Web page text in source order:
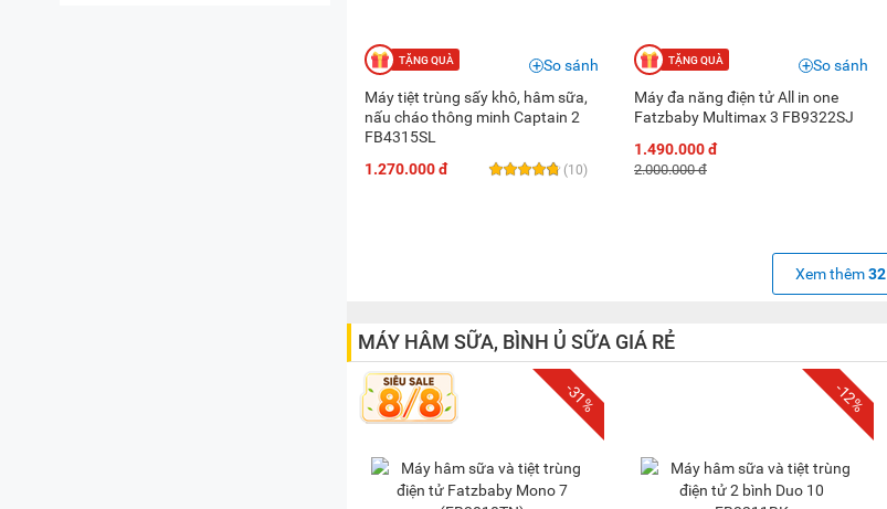
Máy tiệt trùng sấy khô, hâm sữa,
nấu cháo thông minh Captain 2
FB4315SL
(10)
1.270.000 đ
So sánh
Máy đa năng điện tử All in one
Fatzbaby Multimax 3 FB9322SJ
1.490.000 đ
2.000.000 đ
So sánh
Xem thêm32
MÁY HÂM SỮA, BÌNH Ủ SỮA GIÁ RẺ
-31% -12%